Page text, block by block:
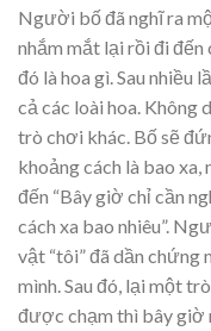
Người bố đã nghĩ ra
nhắm mắt lại rồi đi đến
đó là hoa gì. Sau nhiều
cả các loài hoa.
trò chơi khác. Bố sẽ
khoảng cách là bao
đến “Bây giờ chỉ cần
cách xa bao nhiêu”.
vật “tôi” đã dần chứng
mình. Sau đó, lại một
được chạm thì bây giờ